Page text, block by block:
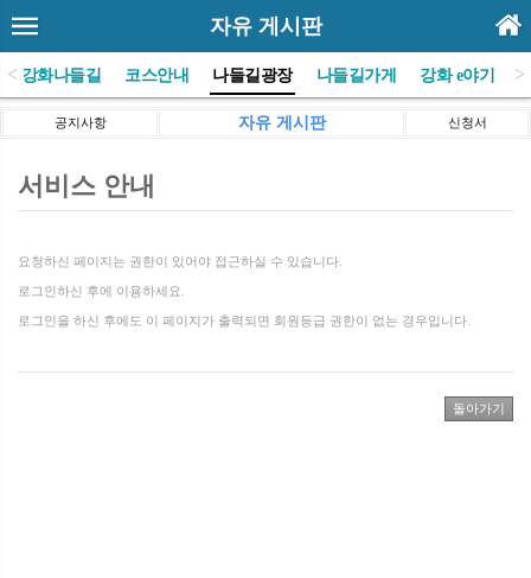
자유 게시판
<)강화나들길 코스안내 나들길광장 나들길가게 강화 e야기 >
공지사항 자유 게시판 신청서
서비스 안내
요청하신 페이지는 권한이 있어야 접근하실 수 있습니다.
로그인하신 후에 이용하세요.
로그인을 하신 후에도 이 페이지가 출력되면 회원등급 권한이 없는 경우입니다.